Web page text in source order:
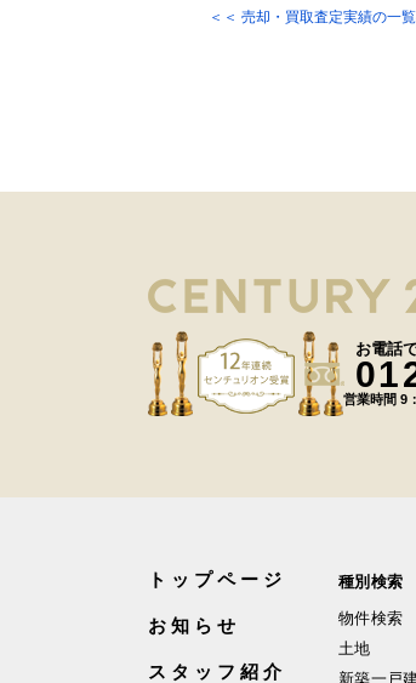
＜＜ 売却・買取査定実績の一
お電話
営業時間 9
トップページ
お知らせ
スタッフ紹介
種別検索
物件検索
土地
新築一戸